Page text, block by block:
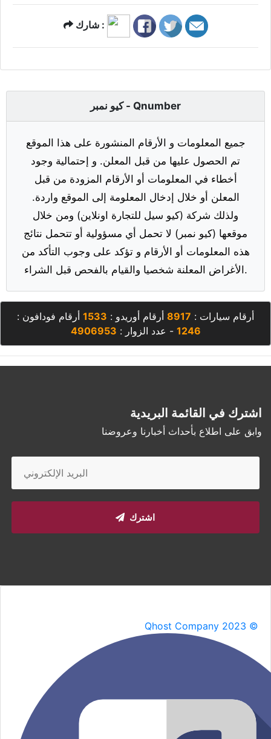
شارك :
كيو نمبر - Qnumber
جميع المعلومات و الأرقام المنشورة على هذا الموقع
تم الحصول عليها من قبل المعلن. و إحتمالية وجود
أخطاء في المعلومات أو الأرقام المزودة من قبل
المعلن أو خلال إدخال المعلومة إلى الموقع واردة.
ولذلك شركة (كيو سيل للتجارة اونلاين) ومن خلال
موقعها (كيو نمبر) لا تحمل أي مسؤولية أو تتحمل نتائج
هذه المعلومات أو الأرقام و تؤكد على وجوب التأكد من
الأغراض المعلنة شخصيا والقيام بالفحص قبل الشراء.
أرقام سيارات : 8917 أرقام أوريدو : 1533 أرقام فودافون :
1246 - عدد الزوار : 4906953
اشترك في القائمة البريدية
وابق على اطلاع بأحداث أخبارنا وعروضنا
اشترك
Qhost Company 2023 ©